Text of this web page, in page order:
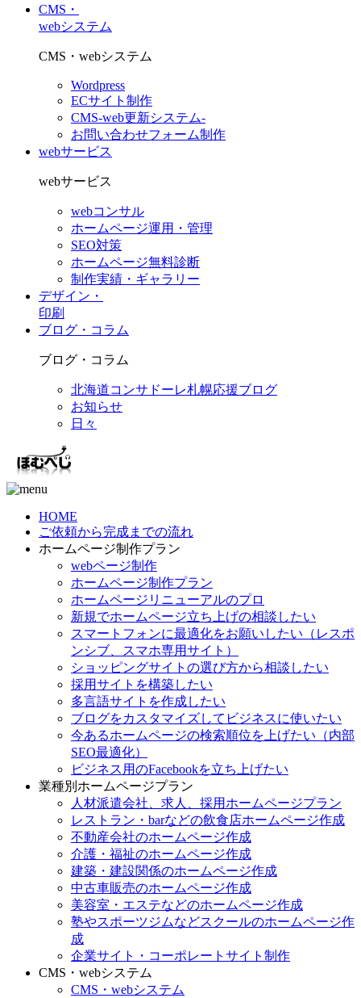
CMS・
webシステム
CMS・webシステム
Wordpress
ECサイト制作
CMS-web更新システム-
お問い合わせフォーム制作
webサービス
webサービス
webコンサル
ホームページ運用・管理
SEO対策
ホームページ無料診断
制作実績・ギャラリー
デザイン・
印刷
ブログ・コラム
ブログ・コラム
北海道コンサドーレ札幌応援ブログ
お知らせ
日々
HOME
ご依頼から完成までの流れ
ホームページ制作プラン
webページ制作
ホームページ制作プラン
ホームページリニューアルのプロ
新規でホームページ立ち上げの相談したい
スマートフォンに最適化をお願いしたい（レスポ
ンシブ、スマホ専用サイト）
ショッピングサイトの選び方から相談したい
採用サイトを構築したい
多言語サイトを作成したい
ブログをカスタマイズしてビジネスに使いたい
今あるホームページの検索順位を上げたい（内部
SEO最適化）
ビジネス用のFacebookを立ち上げたい
業種別ホームページプラン
人材派遣会社、求人、採用ホームページプラン
レストラン・barなどの飲食店ホームページ作成
不動産会社のホームページ作成
介護・福祉のホームページ作成
建築・建設関係のホームページ作成
中古車販売のホームページ作成
美容室・エステなどのホームページ作成
塾やスポーツジムなどスクールのホームページ作
成
企業サイト・コーポレートサイト制作
CMS・webシステム
CMS・webシステム